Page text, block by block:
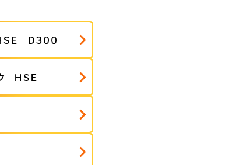
Ｅ Ｄ３００
ＨＳＥ